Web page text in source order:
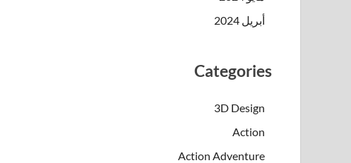
أبريل 2024
Categories
3D Design
Action
Action Adventure